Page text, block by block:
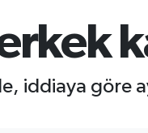
iddiaya göre